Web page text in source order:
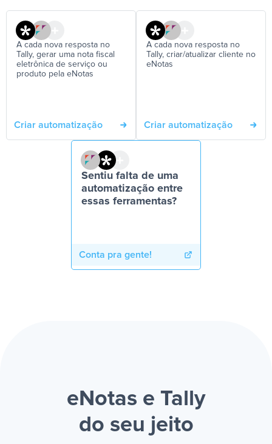
A cada nova resposta no
Tally, gerar uma nota fiscal
eletrônica de serviço ou
produto pela eNotas
Criar automatização
A cada nova resposta no
Tally, criar/atualizar cliente no
eNotas
Criar automatização
Sentiu falta de uma
automatização entre
essas ferramentas?
Conta pra gente!
eNotas e Tally
do seu jeito